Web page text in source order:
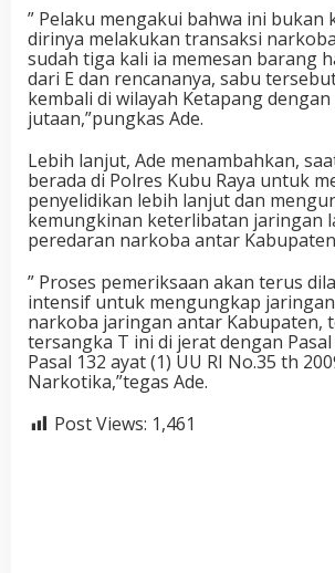
” Pelaku mengakui bahwa ini bukan
dirinya melakukan transaksi
sudah tiga kali ia memesan barang
dari E dan rencananya, sabu
kembali di wilayah Ketapang dengan
jutaan,”pungkas Ade.
Lebih lanjut, Ade menambahkan,
berada di Polres Kubu Raya untuk
penyelidikan lebih lanjut dan
kemungkinan keterlibatan jaringan
peredaran narkoba antar
” Proses pemeriksaan akan terus
intensif untuk mengungkap
narkoba jaringan antar Kabupaten,
tersangka T ini di jerat dengan Pasal
Pasal 132 ayat (1) UU RI No.35 th
Narkotika,”tegas Ade.
Post Views: 1,461